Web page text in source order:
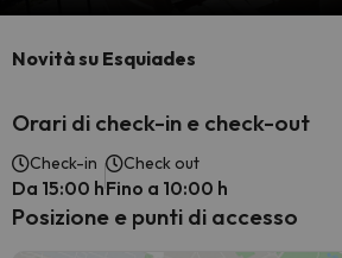
Novità su Esquiades
Orari di check-in e check-out
Check-in
Da 15:00 h
Check out
Fino a 10:00 h
Posizione e punti di accesso